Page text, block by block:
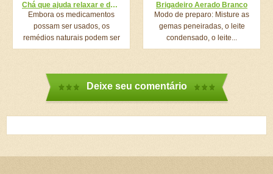
Chá que ajuda relaxar e dormir melhor você acordando disposto com energia!!
Embora os medicamentos
possam ser usados, os
remédios naturais podem ser
úteis...
Brigadeiro Aerado Branco
Modo de preparo: Misture as
gemas peneiradas, o leite
condensado, o leite...
Deixe seu comentário